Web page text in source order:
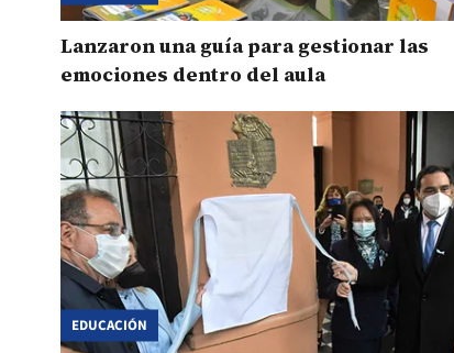
Lanzaron una guía para gestionar las
emociones dentro del aula
EDUCACIÓN